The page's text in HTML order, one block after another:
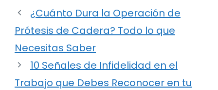
¿Cuánto Dura la Operación de
Prótesis de Cadera? Todo lo que
Necesitas Saber
10 Señales de Infidelidad en el
Trabajo que Debes Reconocer en tu